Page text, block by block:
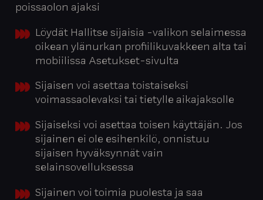
poissaolon ajaksi
Löydät Hallitse sijaisia -valikon selaimessa
oikean ylänurkan profiilikuvakkeen alta tai
mobiilissa Asetukset-sivulta
Sijaisen voi asettaa toistaiseksi
voimassaolevaksi tai tietylle aikajaksolle
Sijaiseksi voi asettaa toisen käyttäjän. Jos
sijainen ei ole esihenkilö, onnistuu
sijaisen hyväksynnät vain
selainsovelluksessa
Sijainen voi toimia puolesta ja saa